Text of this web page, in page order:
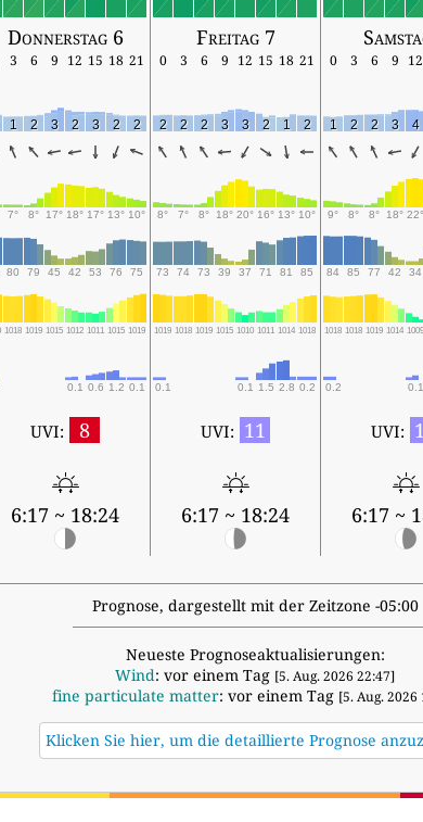
Donnerstag 6 Freitag 7
3 6 9 12 15 18 21 0 3 6 9 12 15 18 21 0 3 6 9 12
1 2 3 2 3 2 2 2 2 2 3 3 2 1 2 1 2 2 3 4
7° 8° 17° 18° 17° 13° 10° 8° 7° 8° 18° 20° 16° 13° 10° 9° 8° 8° 18° 22°
80 79 45 42 53 76 75 73 74 73 39 37 71 81 85 84 85 77 42 34
1018 1019 1015 1012 1011 1015 1019 1019 1018 1019 1015 1010 1011 1014 1018 1018 1018 1019 1014 1009
0.1 0.6 1.2 0.1 0.1 0.1 1.5 2.8 0.2 0.2 0.1
UVI: 8
6:17 ~ 18:24
UVI: 11
6:17 ~ 18:24
UVI:
6:17 ~
Prognose, dargestellt mit der Zeitzone -05:00
Neueste Prognoseaktualisierungen:
Wind: vor einem Tag [5. Aug. 2026 22:47]
fine particulate matter: vor einem Tag [5. Aug. 2026
Klicken Sie hier, um die detaillierte Prognose